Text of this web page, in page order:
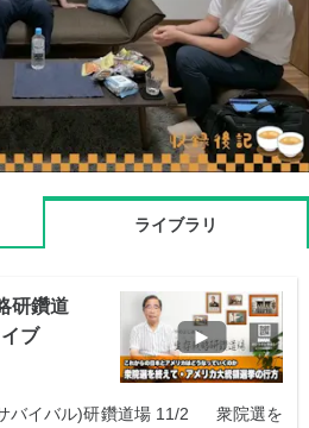
ライブラリ
研鑽道
ブ
バイバル)研鑽道場 11/2 衆院選を